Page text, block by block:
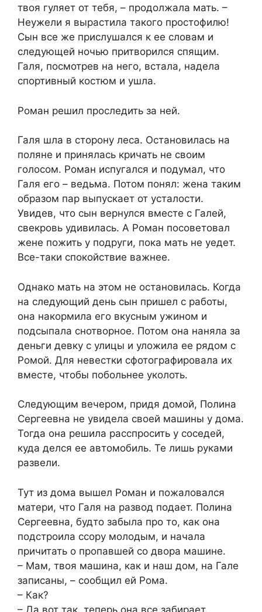
твоя гуляет от тебя, – продолжала мать. –
Неужели я вырастила такого простофилю!
Сын все же прислушался к ее словам и
следующей ночью притворился спящим.
Галя, посмотрев на него, встала, надела
спортивный костюм и ушла.
Роман решил проследить за ней.
Галя шла в сторону леса. Остановилась на
поляне и принялась кричать не своим
голосом. Роман испугался и подумал, что
Галя его – ведьма. Потом понял: жена таким
образом пар выпускает от усталости.
Увидев, что сын вернулся вместе с Галей,
свекровь удивилась. А Роман посоветовал
жене пожить у подруги, пока мать не уедет.
Все-таки спокойствие важнее.
Однако мать на этом не остановилась. Когда
на следующий день сын пришел с работы,
она накормила его вкусным ужином и
подсыпала снотворное. Потом она наняла за
деньги девку с улицы и уложила ее рядом с
Ромой. Для невестки сфотографировала их
вместе, чтобы побольнее уколоть.
Следующим вечером, придя домой, Полина
Сергеевна не увидела своей машины у дома.
Тогда она решила расспросить у соседей,
куда делся ее автомобиль. Те лишь руками
развели.
Тут из дома вышел Роман и пожаловался
матери, что Галя на развод подает. Полина
Сергеевна, будто забыла про то, как она
подстроила ссору молодым, и начала
причитать о пропавшей со двора машине.
– Мам, твоя машина, как и наш дом, на Гале
записаны, – сообщил ей Рома.
– Как?
– Да вот так, теперь она все забирает,